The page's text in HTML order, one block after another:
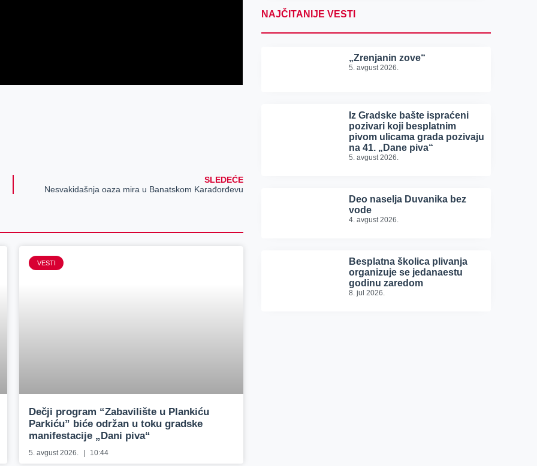
SLEDEĆE
Nesvakidašnja oaza mira u Banatskom Karađorđevu
VESTI
Dečji program “Zabavilište u Plankiću
Parkiću” biće održan u toku gradske
manifestacije „Dani piva“
5. avgust 2026. 10:44
NAJČITANIJE VESTI
„Zrenjanin zove“
5. avgust 2026.
Iz Gradske bašte ispraćeni
pozivari koji besplatnim
pivom ulicama grada pozivaju
na 41. „Dane piva“
5. avgust 2026.
Deo naselja Duvanika bez
vode
4. avgust 2026.
Besplatna školica plivanja
organizuje se jedanaestu
godinu zaredom
8. jul 2026.